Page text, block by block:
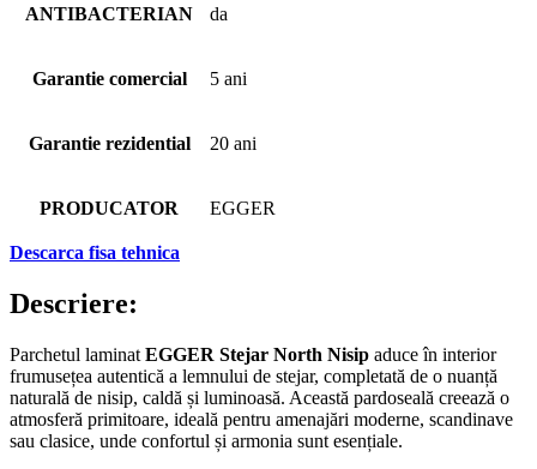
ANTIBACTERIAN da
Garantie comercial 5 ani
Garantie rezidential 20 ani
PRODUCATOR EGGER
Descarca fisa tehnica
Descriere:
Parchetul laminat EGGER Stejar North Nisip aduce în interior
frumusețea autentică a lemnului de stejar, completată de o nuanță
naturală de nisip, caldă și luminoasă. Această pardoseală creează o
atmosferă primitoare, ideală pentru amenajări moderne, scandinave
sau clasice, unde confortul și armonia sunt esențiale.